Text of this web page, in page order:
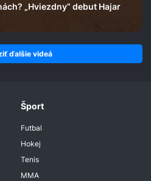
„Hviezdny” debut Hajar
ďalšie videá
Šport
Futbal
Hokej
Tenis
MMA